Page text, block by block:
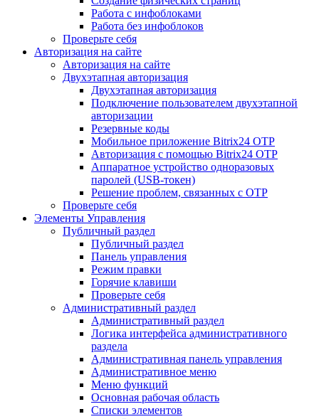
Работа с инфоблоками
Работа без инфоблоков
Проверьте себя
Авторизация на сайте
Авторизация на сайте
Двухэтапная авторизация
Двухэтапная авторизация
Подключение пользователем двухэтапной
авторизации
Резервные коды
Мобильное приложение Bitrix24 OTP
Авторизация с помощью Bitrix24 OTP
Аппаратное устройство одноразовых
паролей (USB-токен)
Решение проблем, связанных с OTP
Проверьте себя
Элементы Управления
Публичный раздел
Публичный раздел
Панель управления
Режим правки
Горячие клавиши
Проверьте себя
Административный раздел
Административный раздел
Логика интерфейса административного
раздела
Административная панель управления
Административное меню
Меню функций
Основная рабочая область
Списки элементов